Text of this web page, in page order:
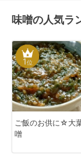
味噌の人気ラ
1位
ご飯のお供に☆大
噌